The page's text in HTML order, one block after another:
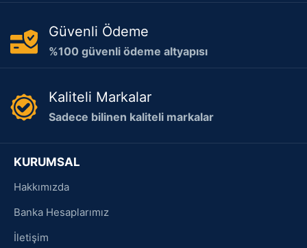
Güvenli Ödeme
%100 güvenli ödeme altyapısı
Kaliteli Markalar
Sadece bilinen kaliteli markalar
KURUMSAL
Hakkımızda
Banka Hesaplarımız
İletişim